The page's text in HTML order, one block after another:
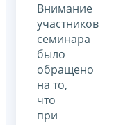
Внимание
участников
семинара
было
обращено
на то,
что
при